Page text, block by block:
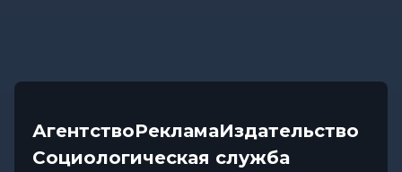
АгентствоРекламаИздательство
Социологическая служба